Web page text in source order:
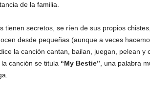
de la familia.
tienen secretos, se ríen de sus propios
desde pequeñas (aunque a veces
la canción cantan, bailan, juegan, pelean
canción se titula “My Bestie” , una palabra